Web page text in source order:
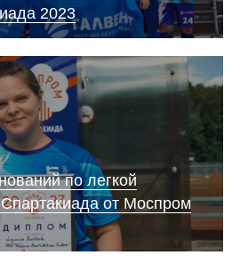
2023
по легкой
от Моспром